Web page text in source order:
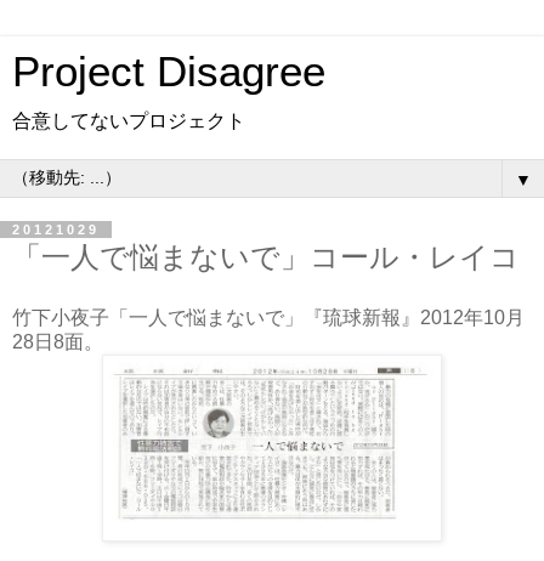
Project Disagree
合意してないプロジェクト
▼
20121029
「一人で悩まないで」コール・レイコ
竹下小夜子「一人で悩まないで」『琉球新報』2012年10月
28日8面。